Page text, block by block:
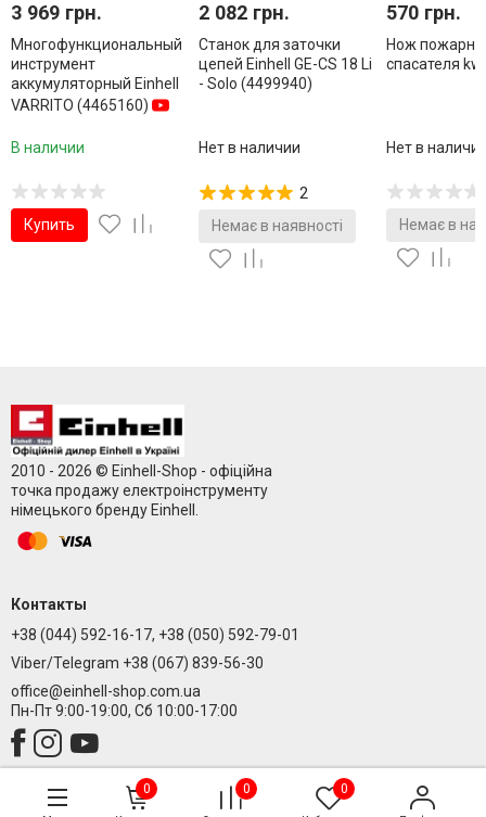
3 969 грн.
Многофункциональный
инструмент
аккумуляторный Einhell
VARRITO (4465160)
В наличии
Купить
2 082 грн.
Станок для заточки
цепей Einhell GE-CS 18 Li
- Solo (4499940)
Нет в наличии
2
Немає в наявності
570 грн.
Нож
спасателя
Нет в
Немає в
2010 - 2026 © Einhell-Shop - офіційна
точка продажу електроінструменту
німецького бренду Einhell.
Контакты
+38 (044) 592-16-17, +38 (050) 592-79-01
Viber/Telegram +38 (067) 839-56-30
office@einhell-shop.com.ua
Пн-Пт 9:00-19:00, Сб 10:00-17:00
0 0 0